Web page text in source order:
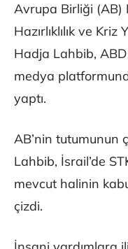
Avrupa Birliği (AB)
Hazırlıklılık ve
Hadja Lahbib,
medya
yaptı.
AB’nin tutumunun
Lahbib, İsrail’de
mevcut halinin
çizdi.